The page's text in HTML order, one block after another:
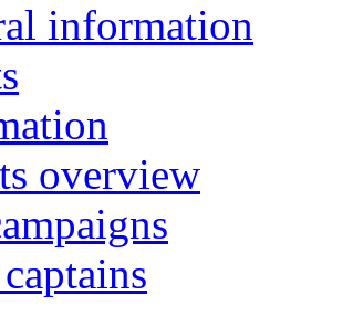
information
overview